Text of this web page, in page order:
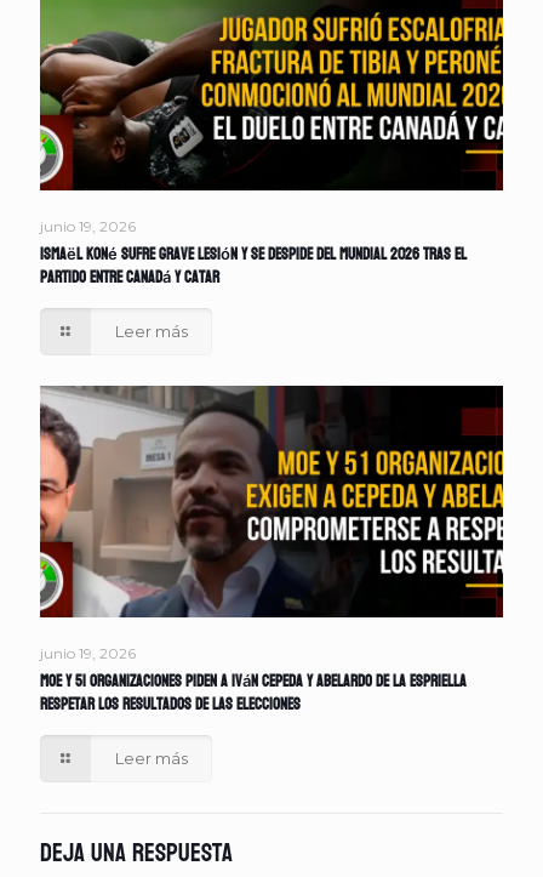
junio 19, 2026
Ismaël Koné sufre grave lesión y se despide del Mundial 2026 tras el
partido entre Canadá y Catar
Leer más
junio 19, 2026
MOE y 51 organizaciones piden a Iván Cepeda y Abelardo de la Espriella
respetar los resultados de las elecciones
Leer más
Deja una respuesta